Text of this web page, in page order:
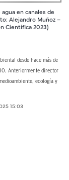
en canales de
Alejandro Muñoz –
Científica 2023)
desde hace más de
Anteriormente director
ecología y
15:03